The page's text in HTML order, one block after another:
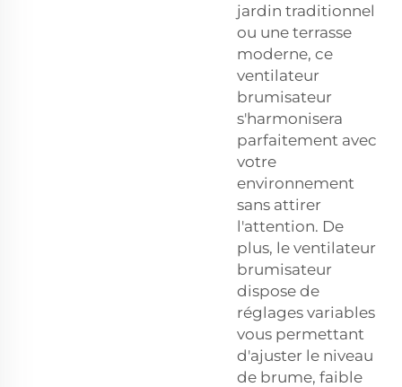
jardin traditionnel
ou une terrasse
moderne, ce
ventilateur
brumisateur
s'harmonisera
parfaitement avec
votre
environnement
sans attirer
l'attention. De
plus, le ventilateur
brumisateur
dispose de
réglages variables
vous permettant
d'ajuster le niveau
de brume, faible